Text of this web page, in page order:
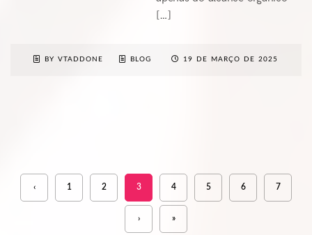
[…]
BY VTADDONE BLOG 19 DE MARÇO DE 2025
‹ 1 2 3 4 5 6 7
› »